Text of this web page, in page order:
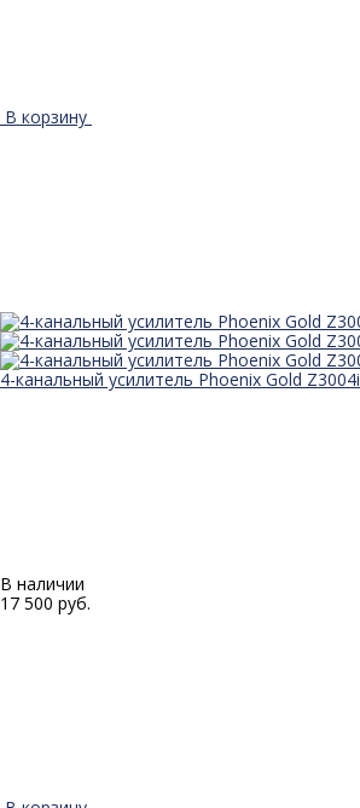
В корзину
4-канальный усилитель Phoenix Gold Z3004i
В наличии
17 500 руб.